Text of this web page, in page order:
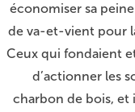
économiser sa
de va-et-vient pour
Ceux qui fondaient
d’actionner les
charbon de bois, et